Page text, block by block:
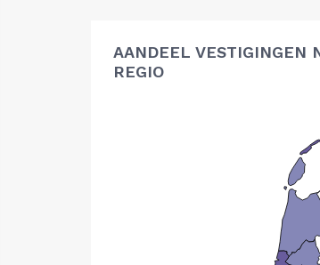
AANDEEL VESTIGINGEN
REGIO